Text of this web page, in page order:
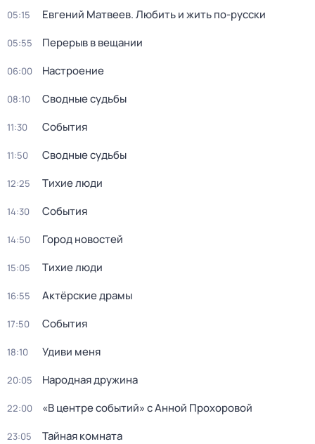
05:15 Евгений Матвеев. Любить и жить по-русски
05:55 Перерыв в вещании
06:00 Настроение
08:10 Сводные судьбы
11:30 События
11:50 Сводные судьбы
12:25 Тихие люди
14:30 События
14:50 Город новостей
15:05 Тихие люди
16:55 Актёрские драмы
17:50 События
18:10 Удиви меня
20:05 Народная дружина
22:00 «В центре событий» с Анной Прохоровой
23:05 Тайная комната